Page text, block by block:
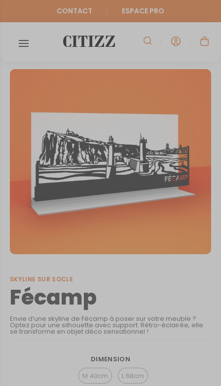
CONTACT ESPACE PRO
SKYLINE SUR SOCLE
Fécamp
Envie d’une skyline de Fécamp à poser sur votre meuble ?
Optez pour une silhouette avec support. Rétro-éclairée, elle
se transforme en objet déco sensationnel !
DIMENSION
M 40cm
L 68cm